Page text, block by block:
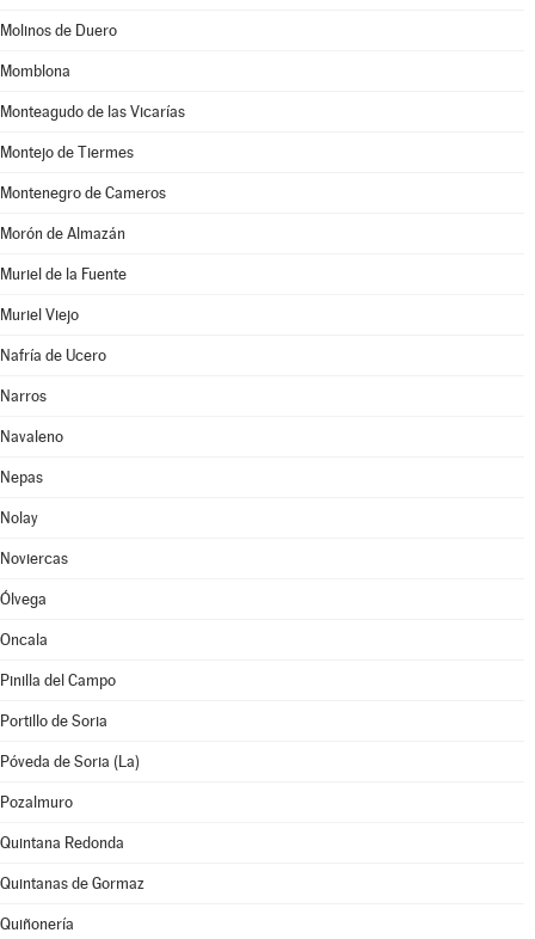
Molinos de Duero
Momblona
Monteagudo de las Vicarías
Montejo de Tiermes
Montenegro de Cameros
Morón de Almazán
Muriel de la Fuente
Muriel Viejo
Nafría de Ucero
Narros
Navaleno
Nepas
Nolay
Noviercas
Ólvega
Oncala
Pinilla del Campo
Portillo de Soria
Póveda de Soria (La)
Pozalmuro
Quintana Redonda
Quintanas de Gormaz
Quiñonería